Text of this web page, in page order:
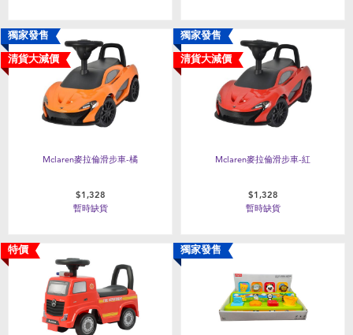
獨家發售
清貨大減價
Mclaren麥拉倫滑步車-橘
$1,328
暫時缺貨
獨家發售
清貨大減價
Mclaren麥拉倫滑步車-紅
$1,328
暫時缺貨
特價 獨家發售